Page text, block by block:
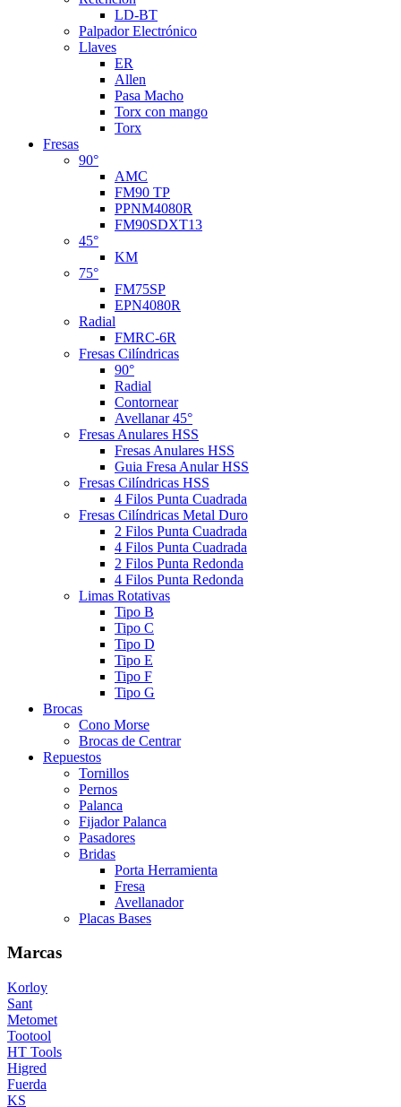
LD-BT
Palpador Electrónico
Llaves
ER
Allen
Pasa Macho
Torx con mango
Torx
Fresas
90°
AMC
FM90 TP
PPNM4080R
FM90SDXT13
45°
KM
75°
FM75SP
EPN4080R
Radial
FMRC-6R
Fresas Cilíndricas
90°
Radial
Contornear
Avellanar 45°
Fresas Anulares HSS
Fresas Anulares HSS
Guia Fresa Anular HSS
Fresas Cilíndricas HSS
4 Filos Punta Cuadrada
Fresas Cilíndricas Metal Duro
2 Filos Punta Cuadrada
4 Filos Punta Cuadrada
2 Filos Punta Redonda
4 Filos Punta Redonda
Limas Rotativas
Tipo B
Tipo C
Tipo D
Tipo E
Tipo F
Tipo G
Brocas
Cono Morse
Brocas de Centrar
Repuestos
Tornillos
Pernos
Palanca
Fijador Palanca
Pasadores
Bridas
Porta Herramienta
Fresa
Avellanador
Placas Bases
Marcas
Korloy
Sant
Metomet
Tootool
HT Tools
Higred
Fuerda
KS